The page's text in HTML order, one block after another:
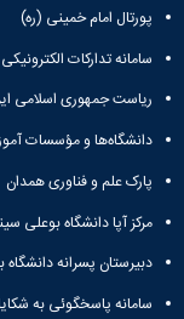
مرکز
اسناد
پایان
نامه
و
رساله
علم
همایش‌ها
انتشارات
دانشگاه
نشر
پورتال امام خمینی (ره)
سامانه تدارکات
ریاست جمهوری اسلامی
دانشگاه‌ها و مؤسسات
پارک علم و فناوری همدان
مرکز آپا دانشگاه بوعلی
دبیرستان پسرانه دانشگاه
سامانه پاسخگوئی به